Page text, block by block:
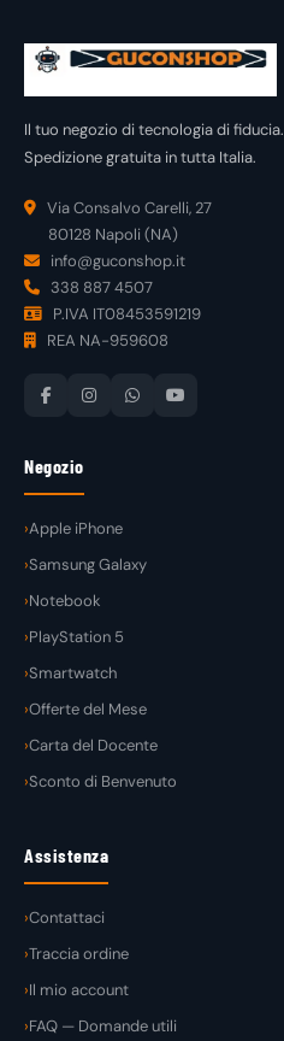
Il tuo negozio di tecnologia di fiducia.
Spedizione gratuita in tutta Italia.
Via Consalvo Carelli, 27
80128 Napoli (NA)
info@guconshop.it
338 887 4507
P.IVA IT08453591219
REA NA-959608
Negozio
Apple iPhone
Samsung Galaxy
Notebook
PlayStation 5
Smartwatch
Offerte del Mese
Carta del Docente
Sconto di Benvenuto
Assistenza
Contattaci
Traccia ordine
Il mio account
FAQ — Domande utili